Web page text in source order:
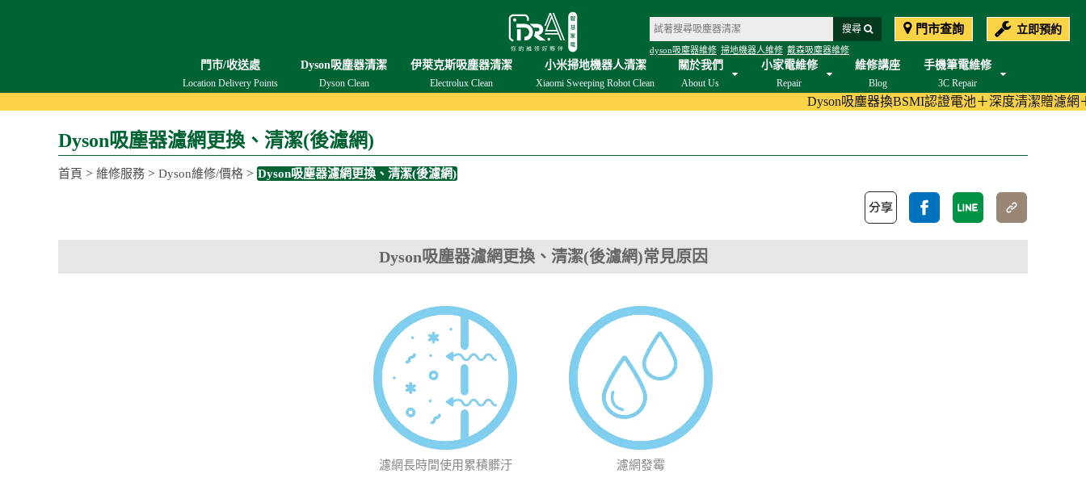
門市查詢 立即預約
搜尋
dyson吸塵器維修 掃地機器人維修 戴森吸塵器維修
門市/收送處
Location Delivery Points
Dyson吸塵器清潔
Dyson Clean
伊萊克斯吸塵器清潔
Electrolux Clean
小米掃地機器人清潔
Xiaomi Sweeping Robot Clean
關於我們
About Us
小家電維修
Repair
維修講座
Blog
手機筆電維修
3C Repair
Dyson吸塵器換BSMI認證電池＋深度清潔贈濾網＋加碼至180
Dyson吸塵器濾網更換、清潔(後濾網)
首頁 > 維修服務 > Dyson維修/價格 > Dyson吸塵器濾網更換、清潔(後濾網)
Dyson吸塵器濾網更換、清潔(後濾網)常見原因
濾網長時間使用累積髒汙 濾網發霉